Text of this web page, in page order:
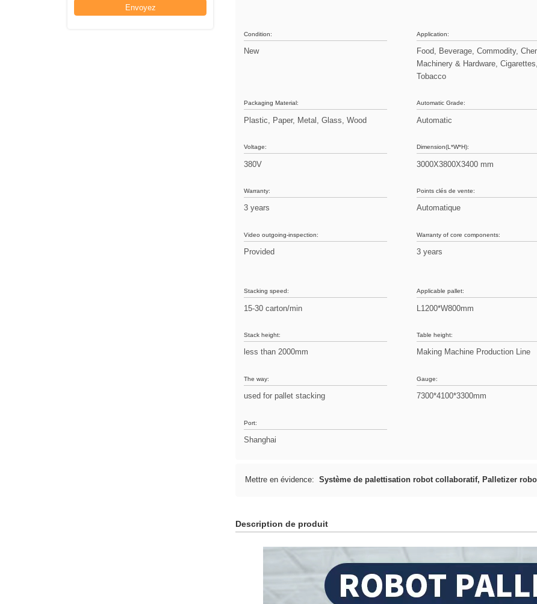
Envoyez
Condition:
New
Application:
Food, Beverage, Commodity,
Machinery & Hardware, Cigarettes,
Tobacco
Packaging Material:
Plastic, Paper, Metal, Glass, Wood
Automatic Grade:
Automatic
Voltage:
380V
Dimension(L*W*H):
3000X3800X3400 mm
Warranty:
3 years
Points clés de vente:
Automatique
Video outgoing-inspection:
Provided
Warranty of core components:
3 years
Stacking speed:
15-30 carton/min
Applicable pallet:
L1200*W800mm
Stack height:
less than 2000mm
Table height:
Making Machine Production Line
The way:
used for pallet stacking
Gauge:
7300*4100*3300mm
Port:
Shanghai
Mettre en évidence: Système de palettisation robot collaboratif, Palletizer
Description de produit